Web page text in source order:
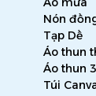
Nón
Tạp Dề
Áo thun
Áo thun
Túi